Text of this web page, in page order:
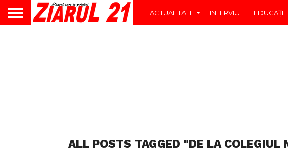
ACTUALITATE INTERVIU EDUCAŢIE
ALL POSTS TAGGED "DE LA COLEGIUL